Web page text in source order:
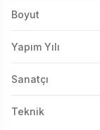
Boyut
Yapım Yılı
Sanatçı
Teknik